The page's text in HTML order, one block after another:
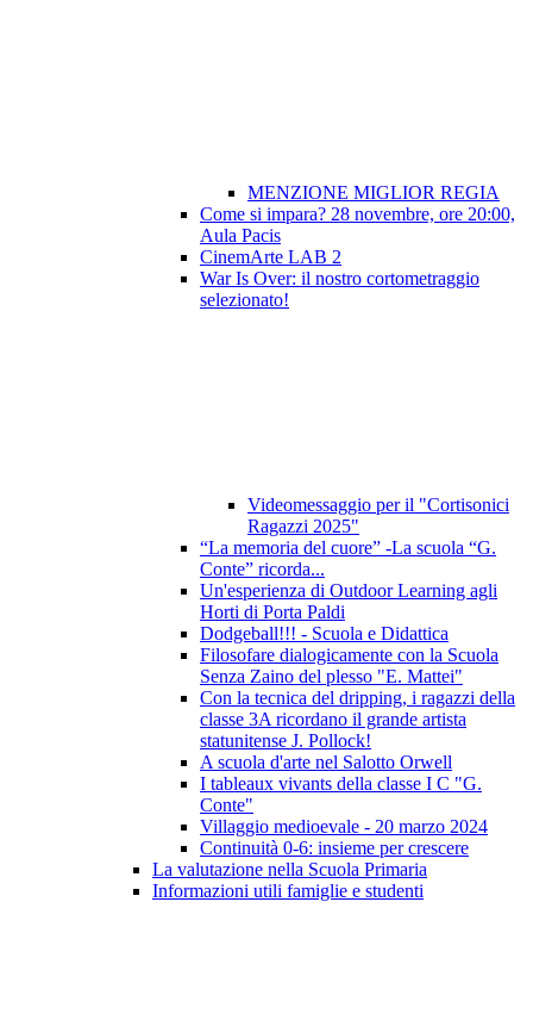
MENZIONE MIGLIOR REGIA
Come si impara? 28 novembre, ore 20:00,
Aula Pacis
CinemArte LAB 2
War Is Over: il nostro cortometraggio
selezionato!
Videomessaggio per il "Cortisonici
Ragazzi 2025"
“La memoria del cuore” -La scuola “G.
Conte” ricorda...
Un'esperienza di Outdoor Learning agli
Horti di Porta Paldi
Dodgeball!!! - Scuola e Didattica
Filosofare dialogicamente con la Scuola
Senza Zaino del plesso "E. Mattei"
Con la tecnica del dripping, i ragazzi della
classe 3A ricordano il grande artista
statunitense J. Pollock!
A scuola d'arte nel Salotto Orwell
I tableaux vivants della classe I C "G.
Conte"
Villaggio medioevale - 20 marzo 2024
Continuità 0-6: insieme per crescere
La valutazione nella Scuola Primaria
Informazioni utili famiglie e studenti